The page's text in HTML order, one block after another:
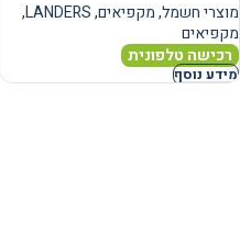
מוצרי חשמל,מקפיאים,
LANDERS
,
מקפיאים
רכישה טלפונית
מידע נוסף